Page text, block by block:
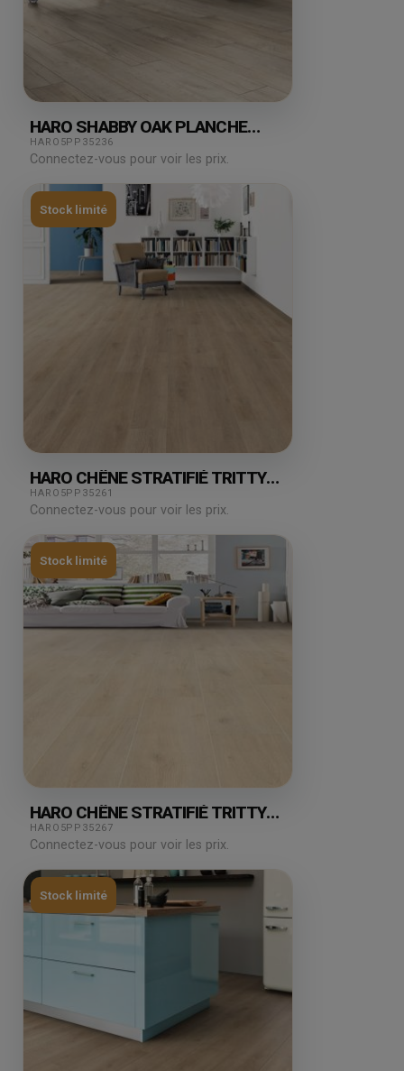
HARO SHABBY OAK PLANCHE
LARGE SOFT MAT TT90 8.88M²
HARO5PP35236
Connectez-vous pour voir les prix.
Stock limité
HARO CHÊNE STRATIFIÉ TRITTY
VENETO CREMA 1.98M²
HARO5PP35261
Connectez-vous pour voir les prix.
Stock limité
HARO CHÊNE STRATIFIÉ TRITTY
CAMPUS VENETO SABLE 2.49M²
HARO5PP35267
Connectez-vous pour voir les prix.
Stock limité